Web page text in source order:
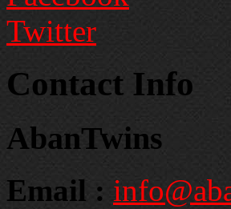
Twitter
Contact Info
AbanTwins
Email :